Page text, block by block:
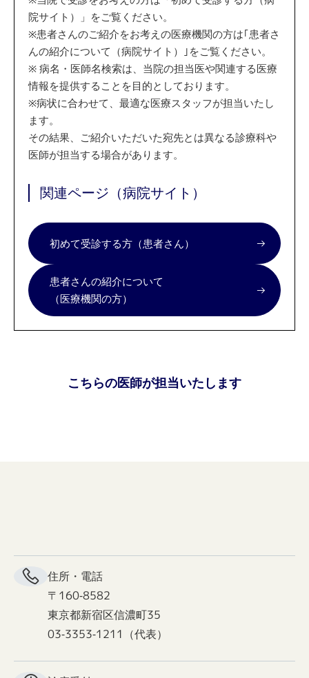
院サイト）」をご覧ください。
※患者さんのご紹介をお考えの医療機関の方は｢患者さ
んの紹介について（病院サイト）｣をご覧ください。
※ 病名・医師名検索は、当院の担当医や関連する医療
情報を提供することを目的としております。
※病状に合わせて、最適な医療スタッフが担当いたし
ます。
その結果、ご紹介いただいた宛先とは異なる診療科や
医師が担当する場合があります。
関連ページ（病院サイト）
初めて受診する方（患者さん）
患者さんの紹介について
（医療機関の方）
こちらの医師が担当いたします
住所・電話
〒160-8582
東京都新宿区信濃町35
03-3353-1211（代表）